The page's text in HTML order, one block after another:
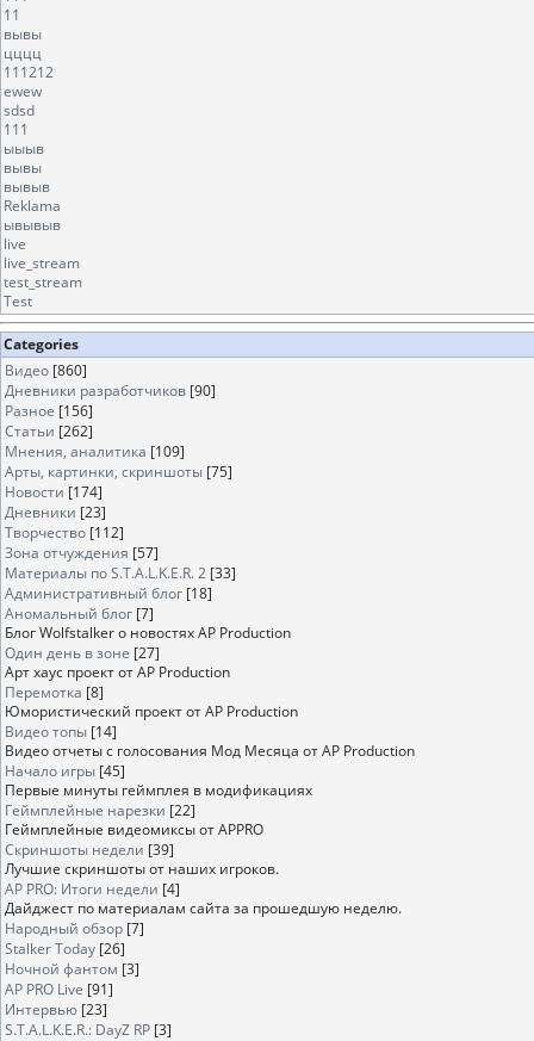
11
вывы
цццц
111212
ewew
sdsd
111
ыыыв
вывы
вывыв
Reklama
ывывыв
live
live_stream
test_stream
Test
Categories
Видео [860]
Дневники разработчиков [90]
Разное [156]
Статьи [262]
Мнения, аналитика [109]
Арты, картинки, скриншоты [75]
Новости [174]
Дневники [23]
Творчество [112]
Зона отчуждения [57]
Материалы по S.T.A.L.K.E.R. 2 [33]
Административный блог [18]
Аномальный блог [7]
Блог Wolfstalker о новостях AP Production
Один день в зоне [27]
Арт хаус проект от AP Production
Перемотка [8]
Юмористический проект от AP Production
Видео топы [14]
Видео отчеты с голосования Мод Месяца от AP Production
Начало игры [45]
Первые минуты геймплея в модификациях
Геймплейные нарезки [22]
Геймплейные видеомиксы от APPRO
Скриншоты недели [39]
Лучшие скриншоты от наших игроков.
AP PRO: Итоги недели [4]
Дайджест по материалам сайта за прошедшую неделю.
Народный обзор [7]
Stalker Today [26]
Ночной фантом [3]
AP PRO Live [91]
Интервью [23]
S.T.A.L.K.E.R.: DayZ RP [3]